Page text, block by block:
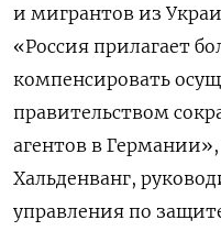
и мигрантов из
«Россия прилагает
компенсировать
правительством
агентов в
Хальденванг,
управления по